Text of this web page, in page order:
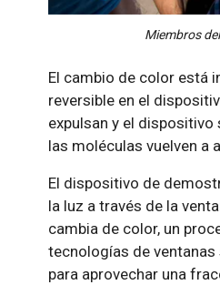
Miembros
El cambio de color está
reversible en el
expulsan y el dispositivo
las moléculas vuelven a
El dispositivo de
la luz a través de la
cambia de color, un
tecnologías de
para aprovechar una